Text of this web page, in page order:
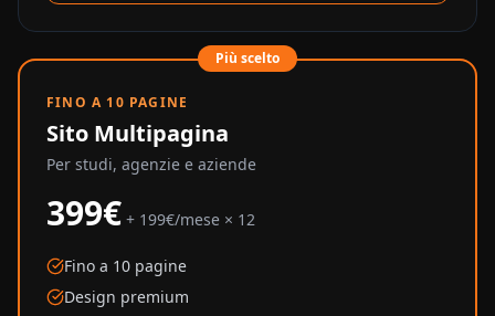
Più scelto
FINO A 10 PAGINE
Sito Multipagina
Per studi, agenzie e aziende
399€ + 199€/mese × 12
Fino a 10 pagine
Design premium